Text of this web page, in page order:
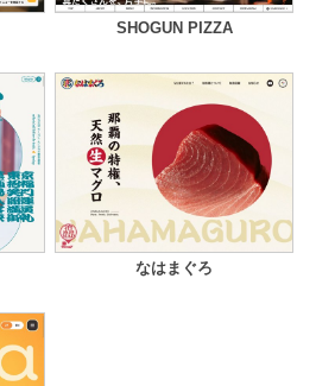
SHOGUN PIZZA
なはまぐろ